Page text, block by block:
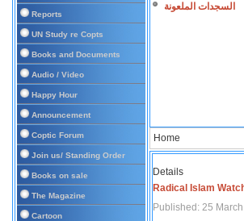
Reports
UN Study re Copts
Books and Documents
Audio / Video
Happy Hour
Announcement
Coptic Forum
Join us/ Standing Order
Books on sale
The Magazine
Cartoon
السجدات الملعونة
Home
Details
Radical Islam
Published: 25